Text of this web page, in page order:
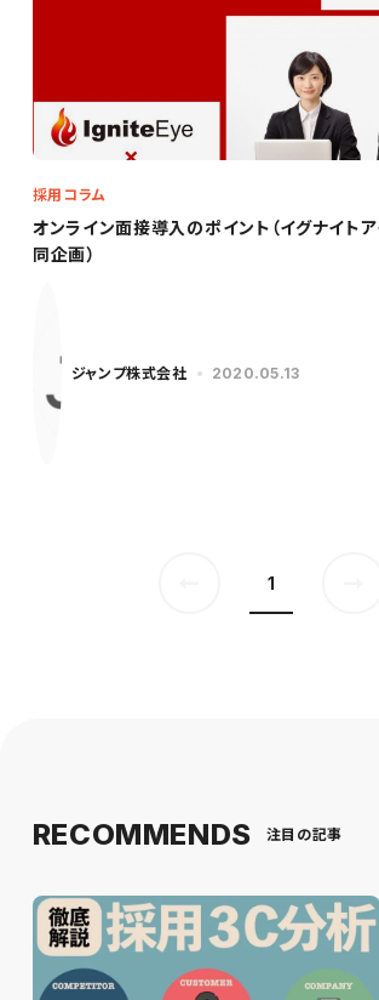
オンライン面接導入のポイント（イグナイト
同企画）
採用コラム
ジャンプ株式会社 2020.05.13
1
RECOMMENDS 注目の記事